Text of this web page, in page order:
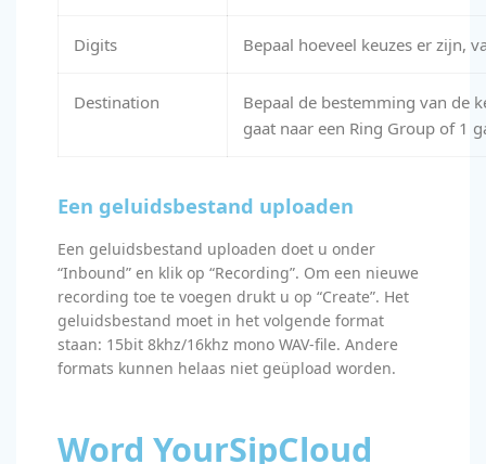
Digits Bepaal hoeveel keuzes er zijn,
Destination
Bepaal de bestemming van de
gaat naar een Ring Group of 1
Een geluidsbestand uploaden
Een geluidsbestand uploaden doet u onder
“Inbound” en klik op “Recording”. Om een nieuwe
recording toe te voegen drukt u op “Create”. Het
geluidsbestand moet in het volgende format
staan: 15bit 8khz/16khz mono WAV-file. Andere
formats kunnen helaas niet geüpload worden.
Word YourSipCloud